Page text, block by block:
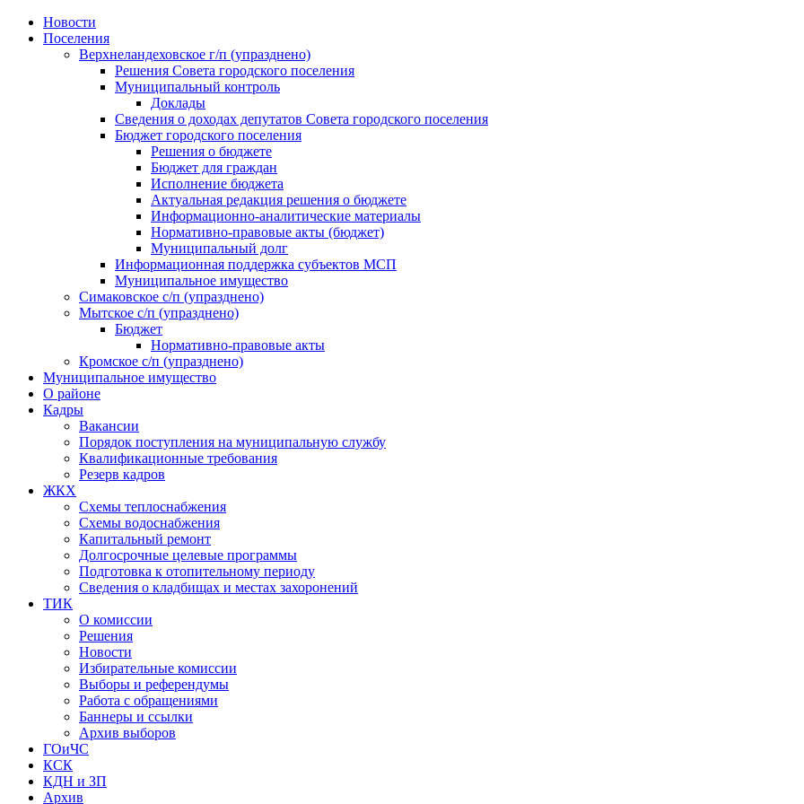
Skip
Новости
Поселения
Верхнеландеховское г/п (упразднено)
Решения Совета городского поселения
Муниципальный контроль
Доклады
Сведения о доходах депутатов Совета городского поселения
Бюджет городского поселения
Решения о бюджете
Бюджет для граждан
Исполнение бюджета
Актуальная редакция решения о бюджете
Информационно-аналитические материалы
Нормативно-правовые акты (бюджет)
Муниципальный долг
Информационная поддержка субъектов МСП
Муниципальное имущество
Симаковское с/п (упразднено)
Мытское с/п (упразднено)
Бюджет
Нормативно-правовые акты
Кромское с/п (упразднено)
Муниципальное имущество
О районе
Кадры
Вакансии
Порядок поступления на муниципальную службу
Квалификационные требования
Резерв кадров
ЖКХ
Схемы теплоснабжения
Схемы водоснабжения
Капитальный ремонт
Долгосрочные целевые программы
Подготовка к отопительному периоду
Сведения о кладбищах и местах захоронений
ТИК
О комиссии
Решения
Новости
Избирательные комиссии
Выборы и референдумы
Работа с обращениями
Баннеры и ссылки
Архив выборов
ГОиЧС
КСК
КДН и ЗП
Архив